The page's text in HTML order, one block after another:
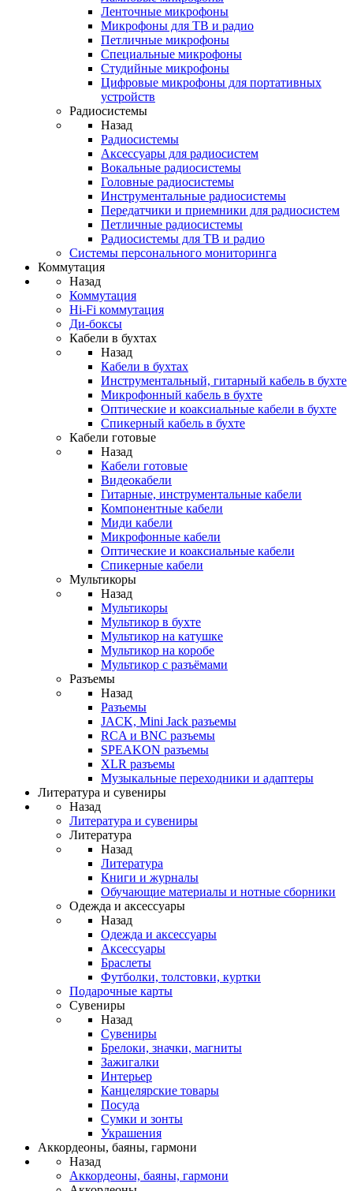
Ленточные микрофоны
Микрофоны для ТВ и радио
Петличные микрофоны
Специальные микрофоны
Студийные микрофоны
Цифровые микрофоны для портативных
устройств
Радиосистемы
Назад
Радиосистемы
Аксессуары для радиосистем
Вокальные радиосистемы
Головные радиосистемы
Инструментальные радиосистемы
Передатчики и приемники для радиосистем
Петличные радиосистемы
Радиосистемы для ТВ и радио
Системы персонального мониторинга
Коммутация
Назад
Коммутация
Hi-Fi коммутация
Ди-боксы
Кабели в бухтах
Назад
Кабели в бухтах
Инструментальный, гитарный кабель в бухте
Микрофонный кабель в бухте
Оптические и коаксиальные кабели в бухте
Спикерный кабель в бухте
Кабели готовые
Назад
Кабели готовые
Видеокабели
Гитарные, инструментальные кабели
Компонентные кабели
Миди кабели
Микрофонные кабели
Оптические и коаксиальные кабели
Спикерные кабели
Мультикоры
Назад
Мультикоры
Мультикор в бухте
Мультикор на катушке
Мультикор на коробе
Мультикор с разъёмами
Разъемы
Назад
Разъемы
JACK, Mini Jack разъемы
RCA и BNC разъемы
SPEAKON разъемы
XLR разъемы
Музыкальные переходники и адаптеры
Литература и сувениры
Назад
Литература и сувениры
Литература
Назад
Литература
Книги и журналы
Обучающие материалы и нотные сборники
Одежда и аксессуары
Назад
Одежда и аксессуары
Аксессуары
Браслеты
Футболки, толстовки, куртки
Подарочные карты
Сувениры
Назад
Сувениры
Брелоки, значки, магниты
Зажигалки
Интерьер
Канцелярские товары
Посуда
Сумки и зонты
Украшения
Аккордеоны, баяны, гармони
Назад
Аккордеоны, баяны, гармони